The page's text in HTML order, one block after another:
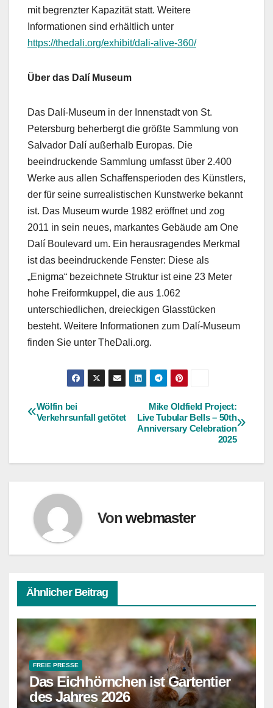
mit begrenzter Kapazität statt. Weitere
Informationen sind erhältlich unter
https://thedali.org/exhibit/dali-alive-360/
Über das Dalí Museum
Das Dalí-Museum in der Innenstadt von St.
Petersburg beherbergt die größte Sammlung von
Salvador Dalí außerhalb Europas. Die
beeindruckende Sammlung umfasst über 2.400
Werke aus allen Schaffensperioden des Künstlers,
der für seine surrealistischen Kunstwerke bekannt
ist. Das Museum wurde 1982 eröffnet und zog
2011 in sein neues, markantes Gebäude am One
Dalí Boulevard um. Ein herausragendes Merkmal
ist das beeindruckende Fenster: Diese als
„Enigma“ bezeichnete Struktur ist eine 23 Meter
hohe Freiformkuppel, die aus 1.062
unterschiedlichen, dreieckigen Glasstücken
besteht. Weitere Informationen zum Dalí-Museum
finden Sie unter TheDali.org.
BeitragsnavigationMike Oldfield Project:
Live Tubular Bells – 50th
Anniversary Celebration
2025
Wölfin bei
Verkehrsunfall getötet
Vonwebmaster
Ähnlicher Beitrag
FREIE PRESSE
Das Eichhörnchen ist Gartentier
des Jahres 2026